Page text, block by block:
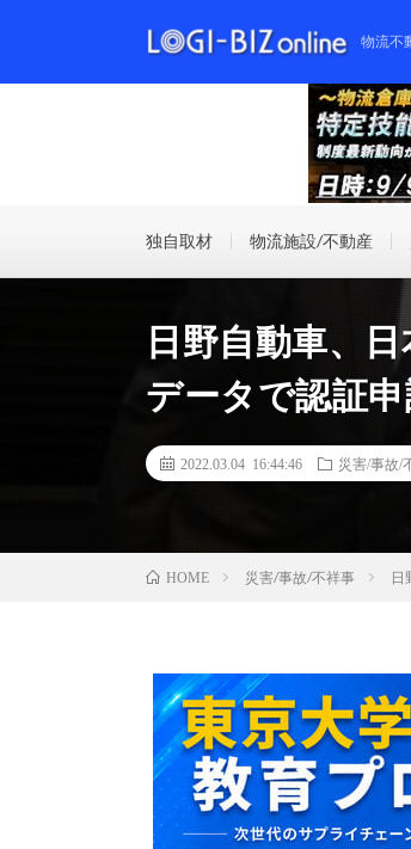
物流不
独自取材 物流施設/不動産
日野自動車、
データで認証
2022.03.04 16:44:46 災害/事故/
HOME 災害/事故/不祥事 日